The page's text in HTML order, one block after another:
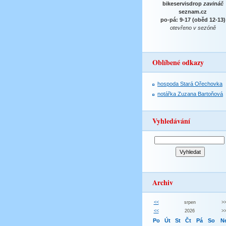
bikeservisdrop zavináč
seznam.cz
po-pá: 9-17 (oběd 12-13)
otevřeno v sezóně
Oblíbené odkazy
hospoda Stará Ořechovka
notářka Zuzana Bartoňová
Vyhledávání
Archiv
<< srpen
>>
<<
2026 >>
Po Út St Čt Pá So